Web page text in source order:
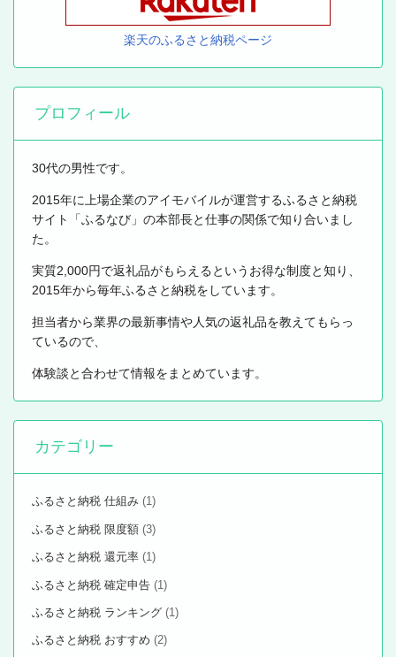
楽天のふるさと納税ページ
プロフィール
30代の男性です。
2015年に上場企業のアイモバイルが運営するふるさと納税
サイト「ふるなび」の本部長と仕事の関係で知り合いまし
た。
実質2,000円で返礼品がもらえるというお得な制度と知り、
2015年から毎年ふるさと納税をしています。
担当者から業界の最新事情や人気の返礼品を教えてもらっ
ているので、
体験談と合わせて情報をまとめています。
カテゴリー
ふるさと納税 仕組み (1)
ふるさと納税 限度額 (3)
ふるさと納税 還元率 (1)
ふるさと納税 確定申告 (1)
ふるさと納税 ランキング (1)
ふるさと納税 おすすめ (2)